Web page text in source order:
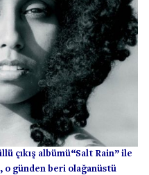
çıkış albümü“Salt Rain” ile
o günden beri olağanüstü